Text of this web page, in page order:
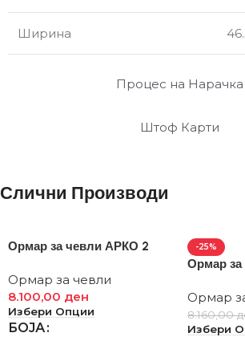
Процес на Нарачка
Штоф Карти
Ширина
Слични Производи
Ормар за чевли АРКО 2
Ормар за чевли
8.100,00 ден
Избери Опции
БОЈА
-25%
Ормар за
Ормар
8.160,00
Избери